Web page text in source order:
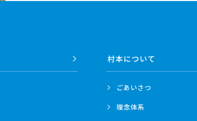
村本について
ごあいさつ
理念体系